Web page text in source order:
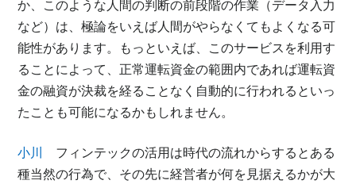
か、このような人間の判断の前段階の作業（データ入力
など）は、極論をいえば人間がやらなくてもよくなる可
能性があります。もっといえば、このサービスを利用す
ることによって、正常運転資金の範囲内であれば運転資
金の融資が決裁を経ることなく自動的に行われるといっ
たことも可能になるかもしれません。
小川
フィンテックの活用は時代の流れからするとある
種当然の行為で、その先に経営者が何を見据えるかが大